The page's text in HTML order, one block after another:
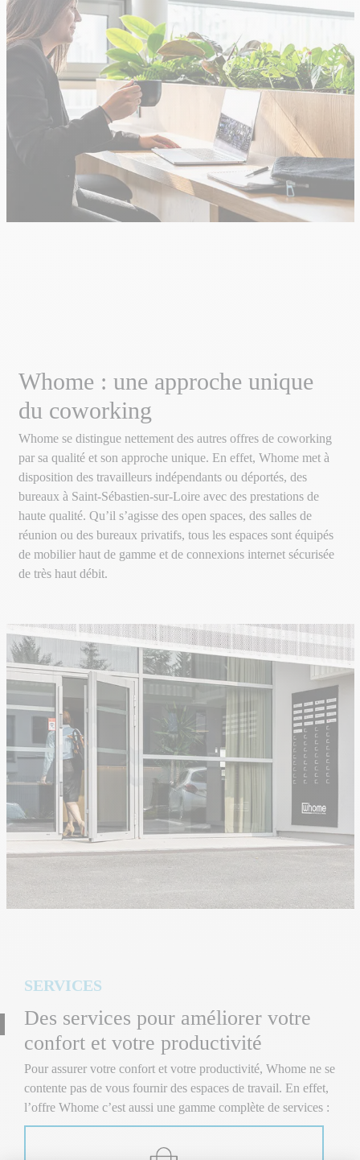
Whome : une approche unique
du coworking
Whome se distingue nettement des autres offres de coworking
par sa qualité et son approche unique. En effet, Whome met à
disposition des travailleurs indépendants ou déportés, des
bureaux à Saint-Sébastien-sur-Loire avec des prestations de
haute qualité. Qu’il s’agisse des open spaces, des salles de
réunion ou des bureaux privatifs, tous les espaces sont équipés
de mobilier haut de gamme et de connexions internet sécurisée
de très haut débit.
SERVICES
Des services pour améliorer votre
confort et votre productivité
Pour assurer votre confort et votre productivité, Whome ne se
contente pas de vous fournir des espaces de travail. En effet,
l’offre Whome c’est aussi une gamme complète de services :